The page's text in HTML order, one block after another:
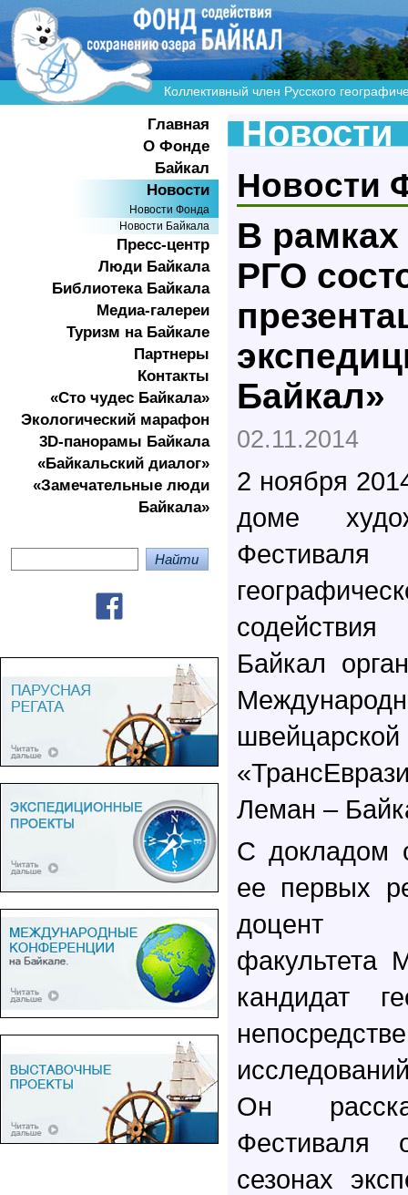
Коллективный член Русского
Главная
О Фонде
Байкал
Новости
Новости Фонда
Новости Байкала
Пресс-центр
Люди Байкала
Библиотека Байкала
Медиа-галереи
Туризм на Байкале
Партнеры
Контакты
«Сто чудес Байкала»
Экологичеcкий марафон
3D-панорамы Байкала
«Байкальский диалог»
«Замечательные люди
Байкала»
Новости
Новости
В
РГО
Байкал»
02.11.2014
2 ноября
доме
Байкал
Леман –
С докладом
ее первых
доцент
факультета
кандидат
Он
Фестиваля
сезонах